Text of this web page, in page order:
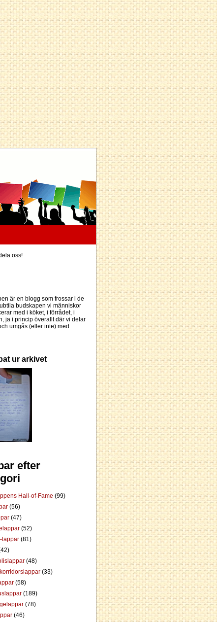
oss!
är en blogg som frossar i de
budskapen vi människor
med i köket, i förrådet, i
ja i princip överallt där vi delar
umgås (eller inte) med
ur arkivet
efter
Hall-of-Fame (99)
(56)
(47)
(52)
lappar (81)
(48)
(33)
(58)
(189)
(78)
(46)